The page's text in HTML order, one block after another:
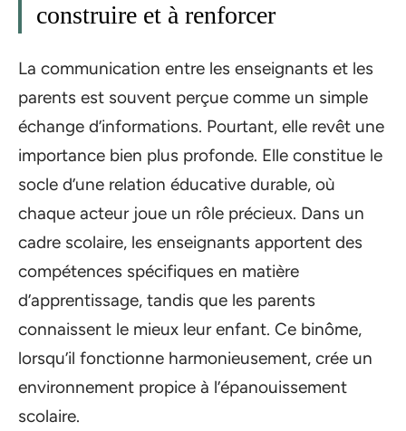
construire et à renforcer
La communication entre les enseignants et les
parents est souvent perçue comme un simple
échange d’informations. Pourtant, elle revêt une
importance bien plus profonde. Elle constitue le
socle d’une relation éducative durable, où
chaque acteur joue un rôle précieux. Dans un
cadre scolaire, les enseignants apportent des
compétences spécifiques en matière
d’apprentissage, tandis que les parents
connaissent le mieux leur enfant. Ce binôme,
lorsqu’il fonctionne harmonieusement, crée un
environnement propice à l’épanouissement
scolaire.